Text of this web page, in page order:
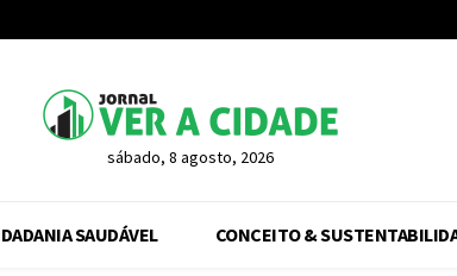
sábado, 8 agosto, 2026
SAUDÁVEL CONCEITO &